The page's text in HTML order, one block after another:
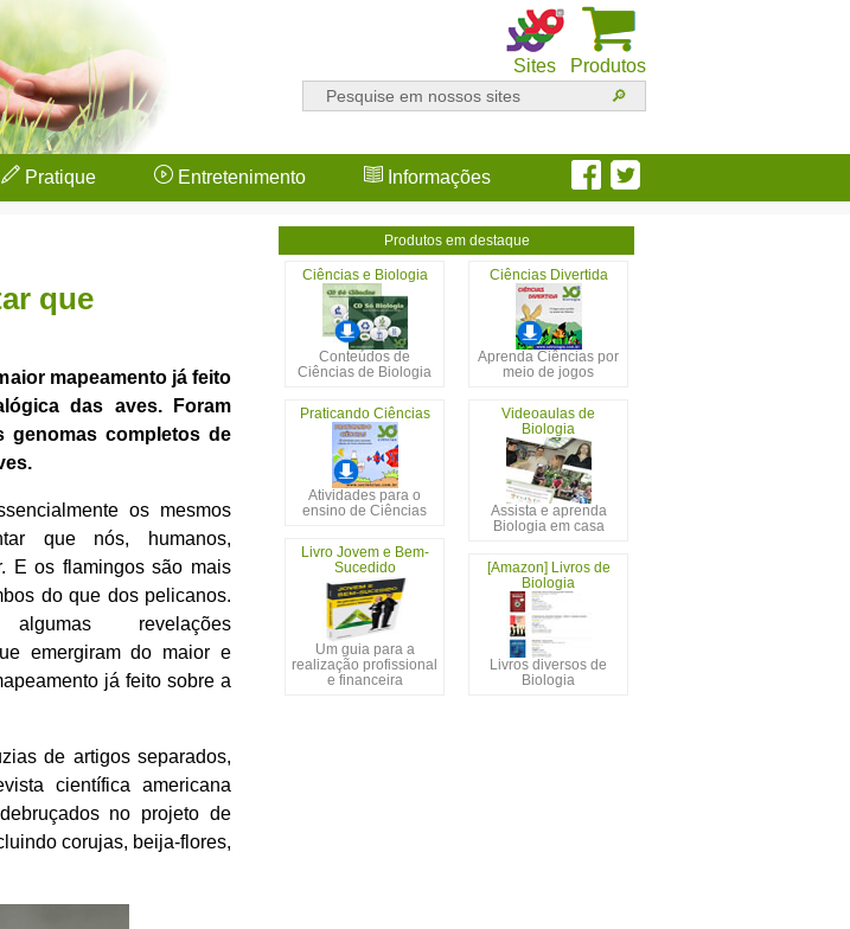
Produtos
Sites
Pratique Entretenimento Informações
que
mapeamento já feito
das aves. Foram
genomas completos de
os mesmos
que nós, humanos,
E os flamingos são mais
do que dos pelicanos.
revelações
emergiram do maior e
já feito sobre a
de artigos separados,
científica americana
no projeto de
corujas, beija-flores,
Produtos em destaque
Ciências e Biologia
Conteúdos de
Ciências de Biologia
Ciências Divertida
Aprenda Ciências por
meio de jogos
Praticando Ciências
Atividades para o
ensino de Ciências
Videoaulas de
Biologia
Assista e aprenda
Biologia em casa
Livro Jovem e Bem-
Sucedido
Um guia para a
realização profissional
e financeira
[Amazon] Livros de
Biologia
Livros diversos de
Biologia